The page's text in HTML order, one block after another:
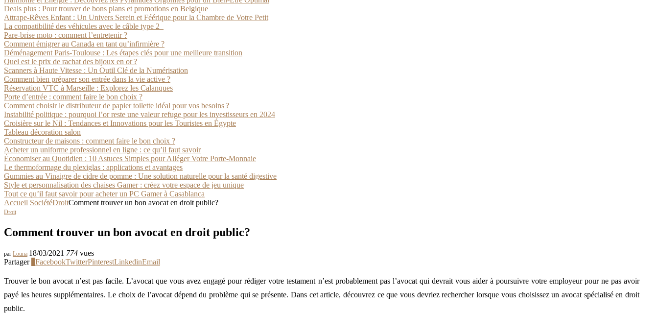
Deals plus : Pour trouver de bons plans et promotions en Belgique
Attrape-Rêves Enfant : Un Univers Serein et Féérique pour la Chambre de Votre Petit
La compatibilité des véhicules avec le câble type 2
Pare-brise moto : comment l’entretenir ?
Comment émigrer au Canada en tant qu’infirmière ?
Déménagement Paris-Toulouse : Les étapes clés pour une meilleure transition
Quel est le prix de rachat des bijoux en or ?
Scanners à Haute Vitesse : Un Outil Clé de la Numérisation
Comment bien préparer son entrée dans la vie active ?
Réservation VTC à Marseille : Explorez les Calanques
Porte d’entrée : comment faire le bon choix ?
Comment choisir le distributeur de papier toilette idéal pour vos besoins ?
Instabilité politique : pourquoi l’or reste une valeur refuge pour les investisseurs en 2024
Croisière sur le Nil : Tendances et Innovations pour les Touristes en Égypte
Tableau décoration salon
Constructeur de maisons : comment faire le bon choix ?
Acheter un uniforme professionnel en ligne : ce qu’il faut savoir
Économiser au Quotidien : 10 Astuces Simples pour Alléger Votre Porte-Monnaie
Le thermoformage du plexiglas : applications et avantages
Gummies au Vinaigre de cidre de pomme : Une solution naturelle pour la santé digestive
Style et personnalisation des chaises Gamer : créez votre espace de jeu unique
Tout ce qu’il faut savoir pour acheter un PC Gamer à Casablanca
Accueil SociétéDroitComment trouver un bon avocat en droit public?
Droit
Comment trouver un bon avocat en droit public?
par Louna 18/03/2021 774 vues
Partager
FacebookTwitterPinterestLinkedinEmail
Trouver le bon avocat n’est pas facile. L’avocat que vous avez engagé pour rédiger votre testament n’est probablement pas l’avocat qui devrait vous aider à poursuivre votre employeur pour ne pas avoir
payé les heures supplémentaires. Le choix de l’avocat dépend du problème qui se présente. Dans cet article, découvrez ce que vous devriez rechercher lorsque vous choisissez un avocat spécialisé en droit
public.